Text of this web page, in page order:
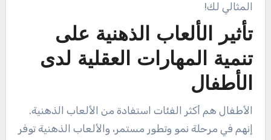
المثالي لك!
تأثير الألعاب الذهنية على
تنمية المهارات العقلية لدى
الأطفال
الأطفال هم أكثر الفئات استفادة من الألعاب الذهنية.
إنهم في مرحلة نمو وتطور مستمر، والألعاب الذهنية توفر